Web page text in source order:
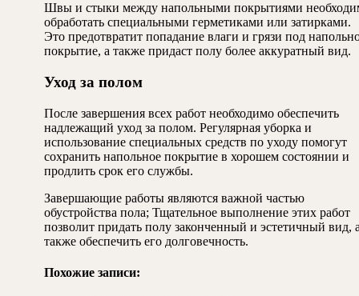
Швы и стыки между напольными покрытиями
обработать специальными герметиками или затирками.
Это предотвратит попадание влаги и грязи под
покрытие, а также придаст полу более аккуратный вид.
Уход за полом
После завершения всех работ необходимо обеспечить
надлежащий уход за полом. Регулярная уборка и
использование специальных средств по уходу помогут
сохранить напольное покрытие в хорошем состоянии и
продлить срок его службы.
Завершающие работы являются важной частью
обустройства пола; Тщательное выполнение этих работ
позволит придать полу законченный и эстетичный вид,
также обеспечить его долговечность.
Похожие записи: